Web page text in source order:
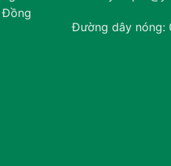
Đường dây nóng: